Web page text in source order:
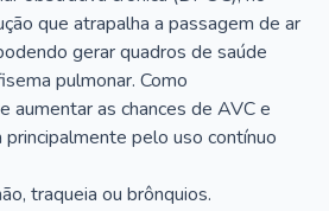
que atrapalha a passagem de ar
gerar quadros de saúde
pulmonar. Como
aumentar as chances de AVC e
principalmente pelo uso contínuo
traqueia ou brônquios.